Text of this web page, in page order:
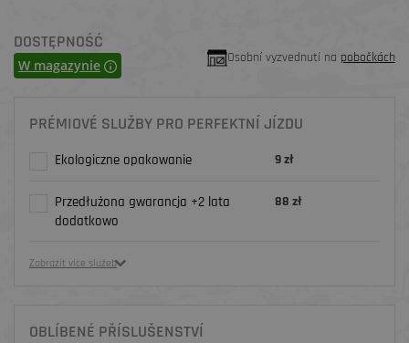
DOSTĘPNOŚĆ
W magazynie Osobní vyzvednutí na pobočkách
PRÉMIOVÉ SLUŽBY PRO PERFEKTNÍ JÍZDU
Ekologiczne opakowanie 9 zł
Przedłużona gwarancja +2 lata
dodatkowo
88 zł
Zobrazit více služeb
OBLÍBENÉ PŘÍSLUŠENSTVÍ